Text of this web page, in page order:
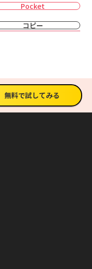
Pocket
コピー
無料で試してみる